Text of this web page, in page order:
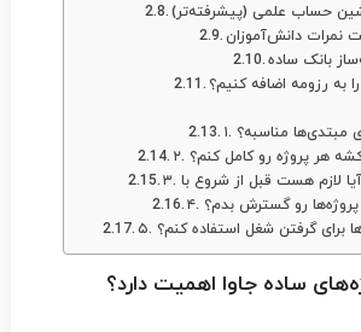
حساب علمی (پیشرفته‌تر)
نمرات دانش‌آموزان
بانک ساده
به رزومه اضافه کنیم؟
مبتدی‌ها مناسبه؟
هر پروژه رو کامل کنم؟
پروژه‌ها رو گسترش بدم؟
برای گرفتن شغل استفاده کنم؟
ساده جاوا اهمیت دارد؟